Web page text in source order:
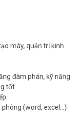
máy, quản trị kinh
đàm phán, kỹ năng
tốt
(word, excel…)